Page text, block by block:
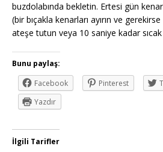
buzdolabında bekletin. Ertesi gün
(bir bıçakla kenarları ayırın ve gerekirse
ateşe tutun veya 10 saniye kadar sıcak
Bunu paylaş:
Facebook
Pinterest
Yazdır
İlgili Tarifler